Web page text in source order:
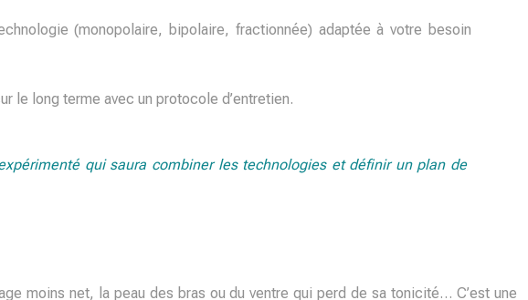
(monopolaire, bipolaire, fractionnée) adaptée à votre besoin
le long terme avec un protocole d’entretien.
qui saura combiner les technologies et définir un plan de
moins net, la peau des bras ou du ventre qui perd de sa tonicité… C’est une